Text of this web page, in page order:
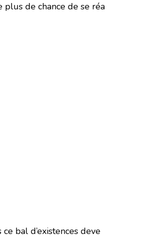
de chance de se réa
bal d’existences deve